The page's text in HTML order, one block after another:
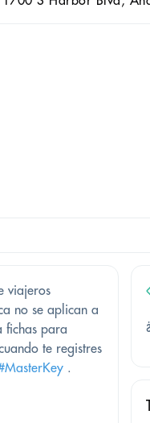
viajeros
no se aplican a
fichas para
te registres
.